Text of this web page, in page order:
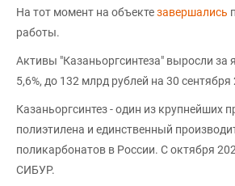
На тот момент на объектезавершались
работы.
Активы "Казаньоргсинтеза" выросли за
5,6%, до 132 млрд рублей на 30 сентября
Казаньоргсинтез - один из крупнейших
полиэтилена и единственный
поликарбонатов в России. С октября
СИБУР.